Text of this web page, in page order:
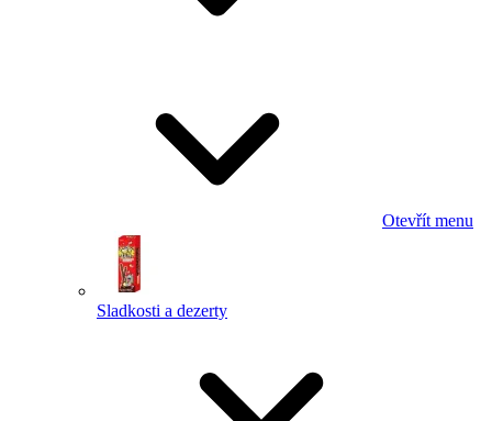
Otevřít menu
Sladkosti a dezerty